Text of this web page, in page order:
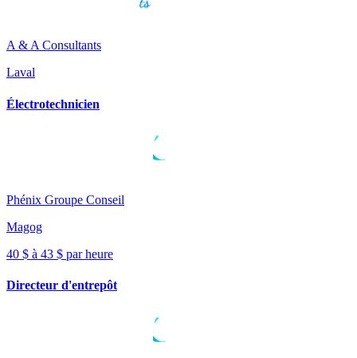
A & A Consultants
Laval
Électrotechnicien
Phénix Groupe Conseil
Magog
40 $ à 43 $ par heure
Directeur d'entrepôt